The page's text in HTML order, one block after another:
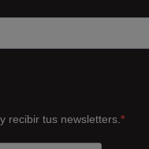
recibir tus newsletters.